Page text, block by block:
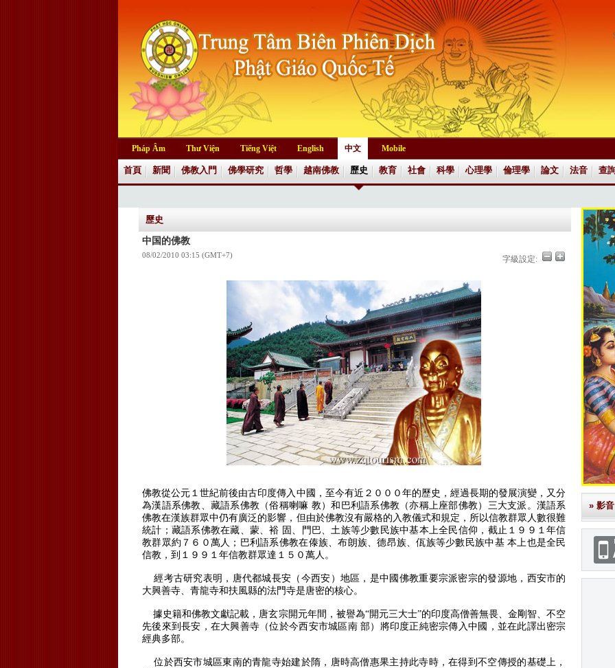
Pháp Âm Thư Viện Tiếng Việt English 中文 Mobile
首頁 新聞 佛教入門 佛學研究 哲學 越南佛教 歷史 教育 社會 科學 心理學 倫理學 論文 法音 查
歷史
中国的佛教
08/02/2010 03:15 (GMT+7) 字級設定:
佛教從公元１世紀前後由古印度傳入中國，至今有近２０００年的歷史，經過長期的發展演變，又分
為漢語系佛教、藏語系佛教（俗稱喇嘛 教）和巴利語系佛教（亦稱上座部佛教）三大支派。 漢語系
佛教在漢族群眾中仍有廣泛的影響，但由於佛教沒有嚴格的入教儀式和規定，所以信教群眾人數很難
統計；藏語系佛教在藏、蒙、裕 固、門巴、土族等少數民族中基本上全民信仰，截止１９９１年信
教群眾約７６０萬人；巴利語系佛教在傣族、布朗族、德昂族、佤族等少數民族中基 本上也是全民
信教，到１９９１年信教群眾達１５０萬人。
經考古研究表明，唐代都城長安（今西安）地區，是中國佛教重要宗派密宗的發源地，西安市的
大興善寺、青龍寺和扶風縣的法門寺是唐密的核心。
據史籍和佛教文獻記載，唐玄宗開元年間，被譽為“開元三大士”的印度高僧善無畏、金剛智、不空
先後來到長安，在大興善寺（位於今西安市城區南 部）將印度正純密宗傳入中國，並在此譯出密宗
經典多部。
位於西安市城區東南的青龍寺始建於隋，唐時高僧惠果主持此寺時，在得到不空傳授的基礎上，
» 影音